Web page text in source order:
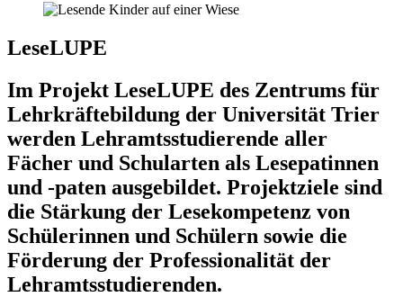
LeseLUPE
Im Projekt LeseLUPE des Zentrums für
Lehrkräftebildung der Universität Trier
werden Lehramtsstudierende aller
Fächer und Schularten als Lesepatinnen
und -paten ausgebildet. Projektziele sind
die Stärkung der Lesekompetenz von
Schülerinnen und Schülern sowie die
Förderung der Professionalität der
Lehramtsstudierenden.